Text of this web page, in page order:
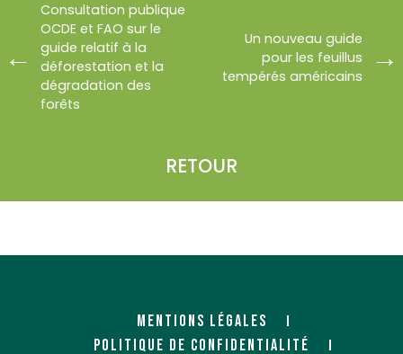
Consultation publique
OCDE et FAO sur le
guide relatif à la
déforestation et la
dégradation des
forêts
RETOUR
Un nouveau guide
pour les feuillus
tempérés américains
MENTIONS LÉGALES
POLITIQUE DE CONFIDENTIALITÉ